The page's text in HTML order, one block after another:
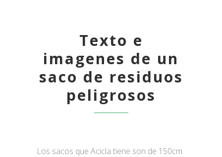
Texto e
imagenes de un
saco de residuos
peligrosos
Los sacos que Acicla tiene son de 150cm.